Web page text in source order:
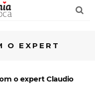
O EXPERT
o expert Claudio